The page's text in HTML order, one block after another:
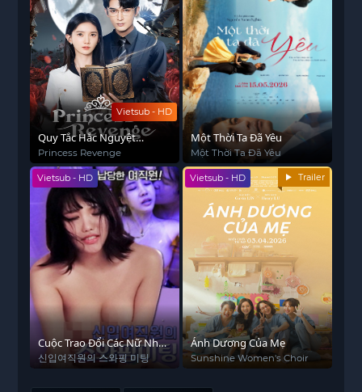
Vietsub - HD
Quy Tắc Hắc Nguyệt
Quang
Princess Revenge
Một Thời Ta Đã Yêu
Một Thời Ta Đã Yêu
Vietsub - HD
Cuộc Trao Đổi Các Nữ Nhân
Viên Xinh Đẹp
신입여직원의 스와핑 미팅
Vietsub - HD Trailer
Ánh Dương Của Mẹ
Sunshine Women's Choir